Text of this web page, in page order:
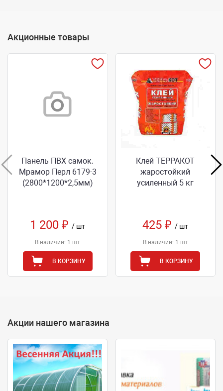
Акционные товары
Панель ПВХ самок.
Мрамор Перл 6179-3
(2800*1200*2,5мм)
1 200 ₽/ шт
В наличии: 1 шт
В КОРЗИНУ
Клей ТЕРРАКОТ
жаростойкий
усиленный 5 кг
425 ₽/ шт
В наличии: 1 шт
В КОРЗИНУ
Акции нашего магазина